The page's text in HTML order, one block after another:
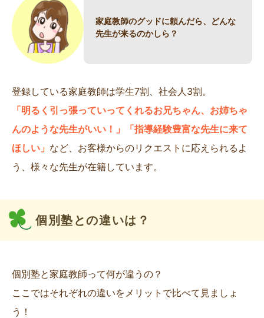
家庭教師のグッドに頼んだら、どんな
先生が来るのかしら？
登録している家庭教師は学生7割、社会人3割。
「明るく引っ張っていってくれるお兄ちゃん、お姉ちゃ
んのような先生がいい！」「指導経験豊富な先生に来て
ほしい」 など、お客様からのリクエストに応えられるよ
う、様々な先生が在籍しています。
個別塾との違いは？
個別塾と家庭教師って何が違うの？
ここではそれぞれの違いをメリットで比べて見ましょ
う！